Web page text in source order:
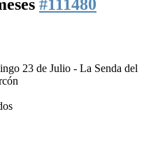
#111480
23 de Julio - La Senda del